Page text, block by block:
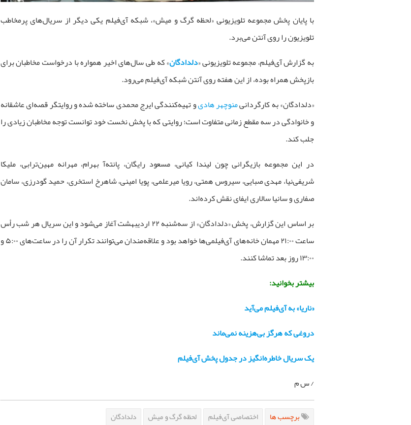
با پایان پخش مجموعه تلویزیونی «لحظه گرگ و میش»، شبکه آی‌فیلم یکی دیگر از سریال‌های پرمخاطب
تلویزیون را روی آنتن می‌برد.
به گزارش آی‌فیلم، مجموعه تلویزیونی «دلدادگان» که طی سال‌های اخیر همواره با درخواست مخاطبان برای
بازپخش همراه بوده، از این هفته روی آنتن شبکه آی‌فیلم می‌رود.
«دلدادگان» به کارگردانیمنوچهر هادیو تهیه‌کنندگی ایرج محمدی ساخته شده و روایتگر قصه‌ای عاشقانه
و خانوادگی در سه مقطع زمانی متفاوت است؛ روایتی که با پخش نخست خود توانست توجه مخاطبان زیادی را
جلب کند.
در این مجموعه بازیگرانی چون لیندا کیانی، مسعود رایگان، پانته‌آ بهرام، مهرانه مهین‌ترابی، ملیکا
شریفی‌نیا، مهدی صبایی، سیروس همتی، رویا میرعلمی، پویا امینی، شاهرخ استخری، حمید گودرزی، سامان
صفاری و سانیا سالاری ایفای نقش کرده‌اند.
بر اساس این گزارش، پخش «دلدادگان» از سه‌شنبه ۲۲ اردیبهشت آغاز می‌شود و این سریال هر شب رأس
ساعت ۲۱:۰۰ مهمان خانه‌های آی‌فیلمی‌ها خواهد بود و علاقه‌مندان می‌توانند تکرار آن را در ساعت‌های ۵:۰۰ و
۱۳:۰۰ روز بعد تماشا کنند.
بیشتر بخوانید:
«ناریا» به آی‌فیلم می‌آید
دروغی که هرگز بی‌هزینه نمی‌ماند
یک سریال خاطره‌انگیز در جدول پخش آی‌فیلم
/ س م
برچسب ها اختصاصی آی‌فیلم لحظه گرگ و میش دلدادگان